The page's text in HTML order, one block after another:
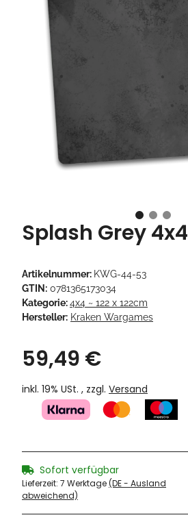
Splash Grey 4x4
Artikelnummer: KWG-44-53
GTIN: 0781365173034
Kategorie:4x4 ~ 122 x 122cm
Hersteller: Kraken Wargames
59,49 €
inkl. 19% USt. , zzgl. Versand
Sofort verfügbar
Lieferzeit: 7 Werktage(DE - Ausland
abweichend)